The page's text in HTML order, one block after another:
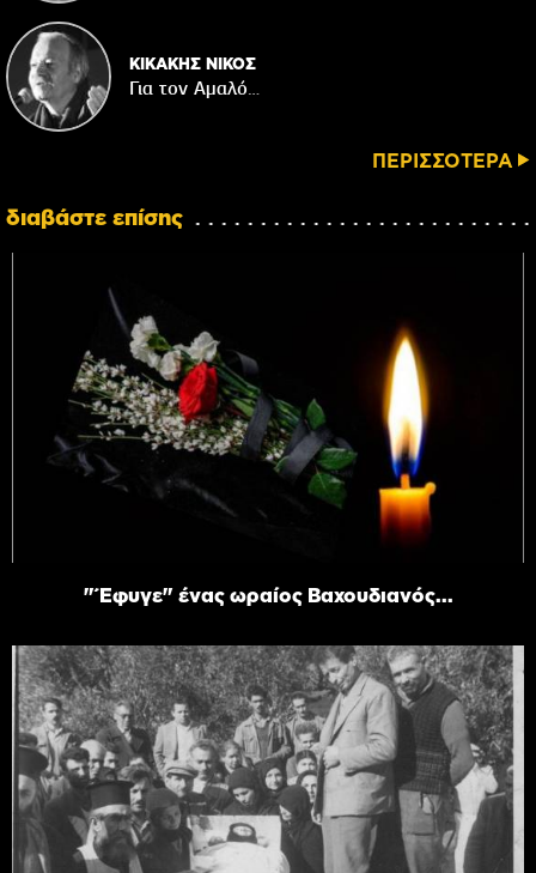
ΚΙΚΑΚΗΣ ΝΙΚΟΣ
Για τον Αμαλό…
ΠΕΡΙΣΣΟΤΕΡΑ
διαβάστε επίσης
"Έφυγε" ένας ωραίος Βαχουδιανός...